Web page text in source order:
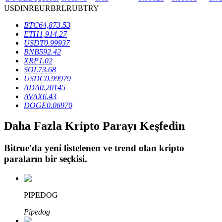
BTR Kilitleme
BTR sahiplerine özel yatırımlar
Krediler
Kripto destekli borçlanma hizmeti
USDINREURBRLRUBTRY
BTC64,873.53
ETH1,914.27
USDT0.99937
BNB592.42
XRP1.02
SOL73.68
USDC0.99979
ADA0.20145
AVAX6.43
DOGE0.06970
Daha Fazla Kripto Parayı Keşfedin
Bitrue'da yeni listelenen ve trend olan kripto
paraların bir seçkisi.
PIPEDOG
Pipedog